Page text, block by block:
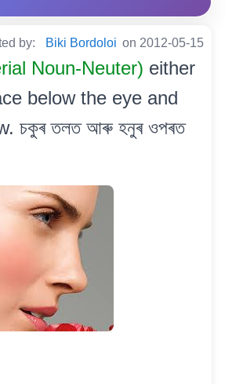
by: Biki Bordoloi on 2012-05-15
Noun-Neuter) either
below the eye and
চকুৰ তলত আৰু হনুৰ ওপৰত